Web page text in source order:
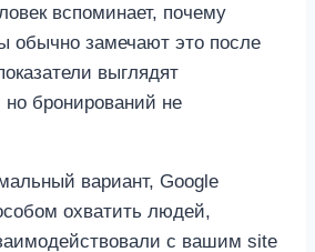
вспоминает, почему
обычно замечают это после
выглядят
бронирований не
вариант, Google
охватить людей,
с вашим site